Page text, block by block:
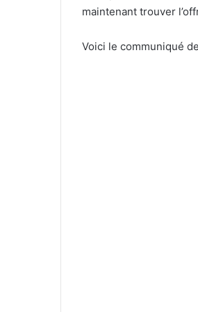
maintenant trouver
Voici le communiqué